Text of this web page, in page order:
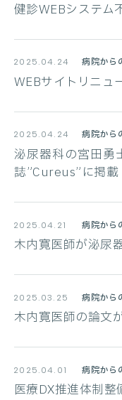
健診WEBシステム
2025.04.24 病院から
WEBサイトリニュ
2025.04.24 病院から
泌尿器科の宮田勇
誌”Cureus”に掲載
2025.04.21 病院から
木内寛医師が泌尿
2025.03.25 病院から
木内寛医師の論文
2025.04.01 病院から
医療DX推進体制